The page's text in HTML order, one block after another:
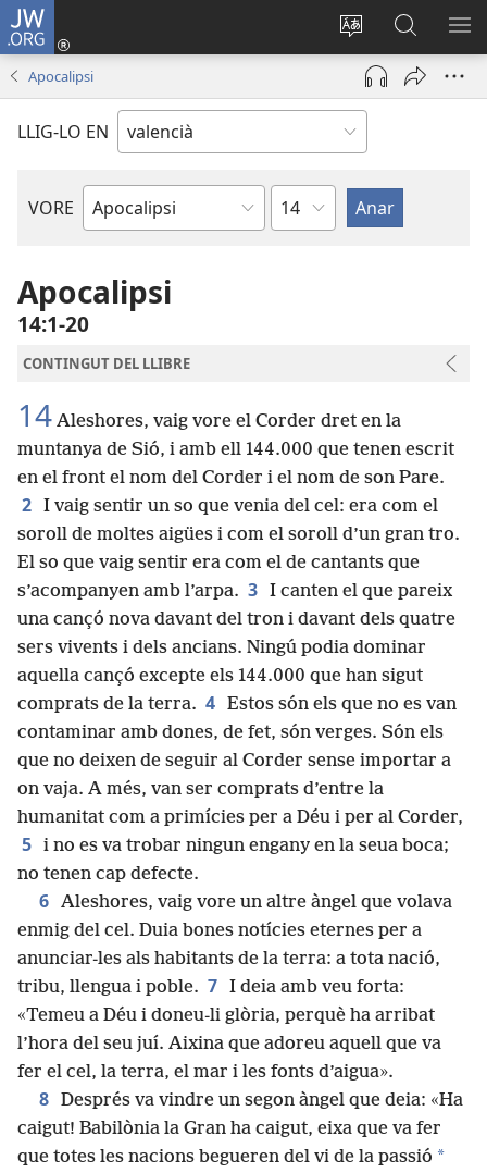
JW.ORG
Canviar
l'idioma
Iniciar
sessió
una
Busca
a
JW.ORG
Apocalipsi
LLIG-LO EN
VORE
Llibre
Capítol
Apocalipsi
14:1-20
CONTINGUT DEL LLIBRE
14 Aleshores, vaig vore el Corder dret en la
muntanya de Sió, i amb ell 144.000 que tenen escrit
en el front el nom del Corder i el nom de son Pare.
2 I vaig sentir un so que venia del cel: era com el
soroll de moltes aigües i com el soroll d’un gran tro.
El so que vaig sentir era com el de cantants que
s’acompanyen amb l’arpa. 3 I canten el que pareix
una cançó nova davant del tron i davant dels quatre
sers vivents i dels ancians. Ningú podia dominar
aquella cançó excepte els 144.000 que han sigut
comprats de la terra. 4 Estos són els que no es van
contaminar amb dones, de fet, són verges. Són els
que no deixen de seguir al Corder sense importar a
on vaja. A més, van ser comprats d’entre la
humanitat com a primícies per a Déu i per al Corder,
5 i no es va trobar ningun engany en la seua boca;
no tenen cap defecte.
6 Aleshores, vaig vore un altre àngel que volava
enmig del cel. Duia bones notícies eternes per a
anunciar-les als habitants de la terra: a tota nació,
tribu, llengua i poble. 7 I deia amb veu forta:
«Temeu a Déu i doneu-li glòria, perquè ha arribat
l’hora del seu juí. Aixina que adoreu aquell que va
fer el cel, la terra, el mar i les fonts d’aigua».
8 Després va vindre un segon àngel que deia: «Ha
caigut! Babilònia la Gran ha caigut, eixa que va fer
que totes les nacions begueren del vi de la passió *